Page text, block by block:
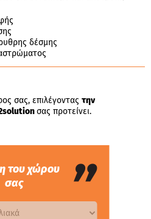
δέσμης
σας, επιλέγοντας την
σας προτείνει.
του χώρου
σας
”